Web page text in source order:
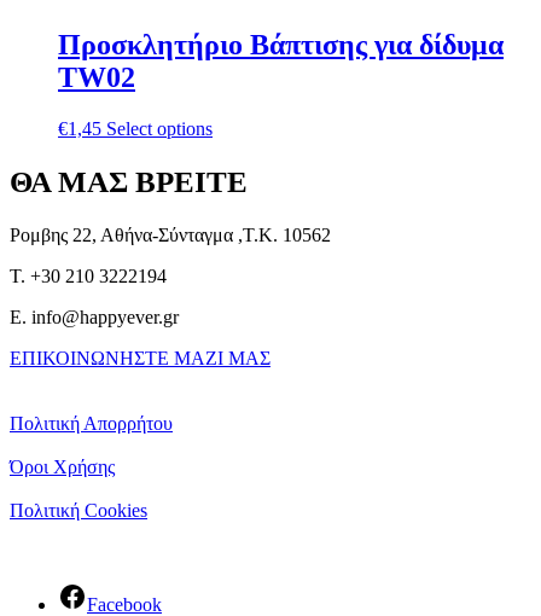
Προσκλητήριο Βάπτισης για δίδυμα
TW02
€1,45 Select options
ΘΑ ΜΑΣ ΒΡΕΙΤΕ
Ρομβης 22, Αθήνα-Σύνταγμα ,Τ.Κ. 10562
T. +30 210 3222194
E. info@happyever.gr
ΕΠΙΚΟΙΝΩΝΗΣΤΕ ΜΑΖΙ ΜΑΣ
Πολιτική Απορρήτου
Όροι Χρήσης
Πολιτική Cookies
Facebook